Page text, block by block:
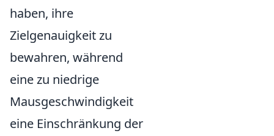
haben, ihre
Zielgenauigkeit zu
bewahren, während
eine zu niedrige
Mausgeschwindigkeit
eine Einschränkung der